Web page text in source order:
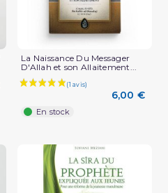
La Naissance Du Messager
D'Allah et son Allaitement...
6,00 €
En stock